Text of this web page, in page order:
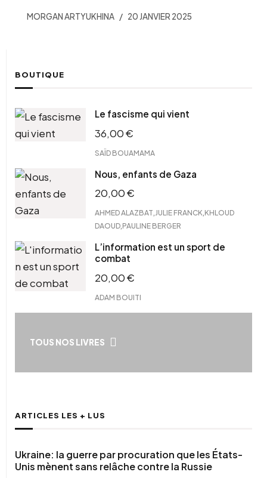
MORGAN ARTYUKHINA 20 JANVIER 2025
BOUTIQUE
Le fascisme qui vient
36,00€
SAÏD BOUAMAMA
Nous, enfants de Gaza
20,00€
AHMED ALAZBAT JULIE FRANCK KHLOUD
DAOUD PAULINE BERGER
L’information est un sport de
combat
20,00€
ADAM BOUITI
TOUS NOS LIVRES
ARTICLES LES + LUS
Ukraine: la guerre par procuration que les États-
Unis mènent sans relâche contre la Russie